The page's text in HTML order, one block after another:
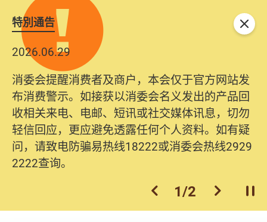
特別通告
2026.06.29
消委会提醒消费者及商户，本会仅于官方网站发
布消费警示。如接获以消委会名义发出的产品回
收相关来电、电邮、短讯或社交媒体讯息，切勿
轻信回应，更应避免透露任何个人资料。如有疑
问，请致电防骗易热线18222或消委会热线2929
2222查询。
上一个
1/2 下一个开
关闭